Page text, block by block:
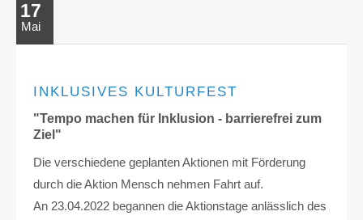
17
Mai
INKLUSIVES KULTURFEST
"Tempo machen für Inklusion - barrierefrei zum
Ziel"
Die verschiedene geplanten Aktionen mit Förderung
durch die Aktion Mensch nehmen Fahrt auf.
An 23.04.2022 begannen die Aktionstage anlässlich des